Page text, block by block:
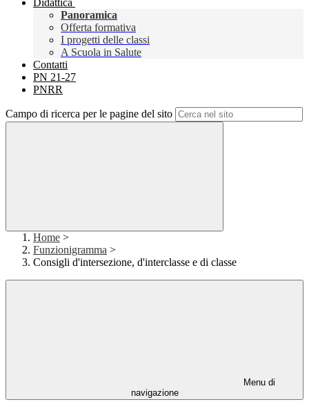
Didattica
Panoramica
Offerta formativa
I progetti delle classi
A Scuola in Salute
Contatti
PN 21-27
PNRR
Campo di ricerca per le pagine del sito
Home >
Funzionigramma >
Consigli d'intersezione, d'interclasse e di classe
Menu di
navigazione